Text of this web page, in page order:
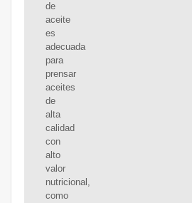
de
aceite
es
adecuada
para
prensar
aceites
de
alta
calidad
con
alto
valor
nutricional,
como